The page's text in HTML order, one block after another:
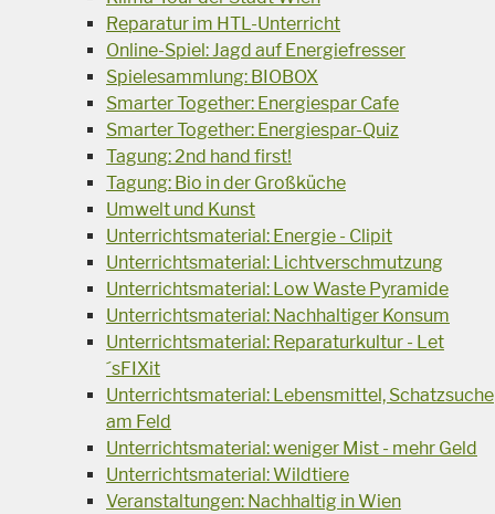
Reparatur im HTL-Unterricht
Online-Spiel: Jagd auf Energiefresser
Spielesammlung: BIOBOX
Smarter Together: Energiespar Cafe
Smarter Together: Energiespar-Quiz
Tagung: 2nd hand first!
Tagung: Bio in der Großküche
Umwelt und Kunst
Unterrichtsmaterial: Energie - Clipit
Unterrichtsmaterial: Lichtverschmutzung
Unterrichtsmaterial: Low Waste Pyramide
Unterrichtsmaterial: Nachhaltiger Konsum
Unterrichtsmaterial: Reparaturkultur - Let
´sFIXit
Unterrichtsmaterial: Lebensmittel, Schatzsuche
am Feld
Unterrichtsmaterial: weniger Mist - mehr Geld
Unterrichtsmaterial: Wildtiere
Veranstaltungen: Nachhaltig in Wien